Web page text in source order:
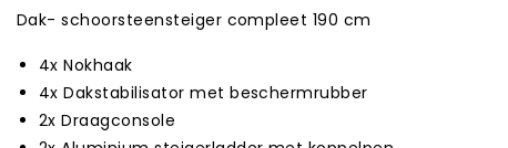
Dak- schoorsteensteiger compleet 190 cm
4x Nokhaak
4x Dakstabilisator met beschermrubber
2x Draagconsole